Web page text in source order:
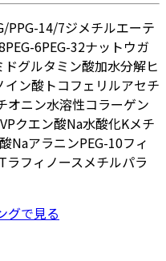
PPG-14/7ジメチルエーテ
PEG-6PEG-32ナットウガ
ドグルタミン酸加水分解ヒ
イン酸トコフェリルアセチ
オニン水溶性コラーゲン
クエン酸Na水酸化Kメチ
NaアラニンPEG-10フィ
ラフィノースメチルパラ
グで見る